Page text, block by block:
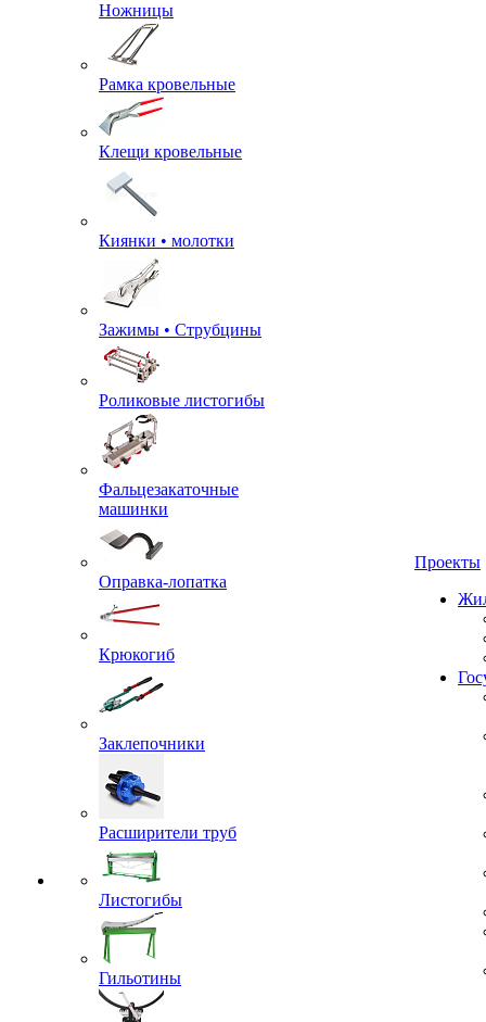
Ножницы
Рамка кровельные
Клещи кровельные
Киянки • молотки
Зажимы • Струбцины
Роликовые листогибы
Фальцезакаточные
машинки
Оправка-лопатка
Крюкогиб
Заклепочники
Расширители труб
Листогибы
Гильотины
Проекты